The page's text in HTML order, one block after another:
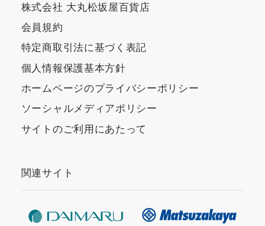
株式会社 大丸松坂屋百貨店
会員規約
特定商取引法に基づく表記
個人情報保護基本方針
ホームページのプライバシーポリシー
ソーシャルメディアポリシー
サイトのご利用にあたって
関連サイト